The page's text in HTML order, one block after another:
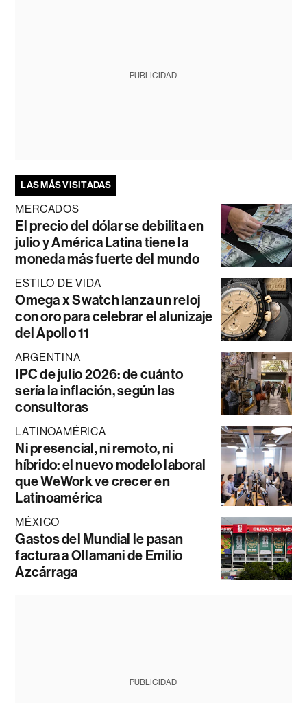
PUBLICIDAD
LAS MÁS VISITADAS
MERCADOS
El precio del dólar se debilita en
julio y América Latina tiene la
moneda más fuerte del mundo
ESTILO DE VIDA
Omega x Swatch lanza un reloj
con oro para celebrar el alunizaje
del Apollo 11
ARGENTINA
IPC de julio 2026: de cuánto
sería la inflación, según las
consultoras
LATINOAMÉRICA
Ni presencial, ni remoto, ni
híbrido: el nuevo modelo laboral
que WeWork ve crecer en
Latinoamérica
MÉXICO
Gastos del Mundial le pasan
factura a Ollamani de Emilio
Azcárraga
PUBLICIDAD